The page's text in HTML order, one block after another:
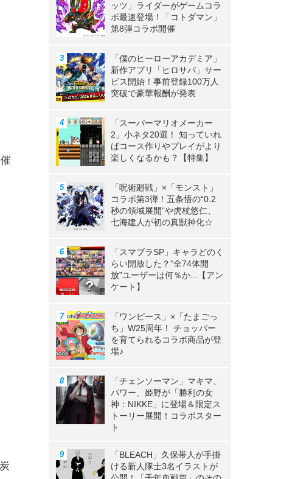
ッツ」ライダーがゲームコラ
ボ最速登場！「コトダマン」
第8弾コラボ開催
「僕のヒーローアカデミア」
新作アプリ「ヒロサバ」サー
ビス開始！事前登録100万人
突破で豪華報酬が発表
「スーパーマリオメーカー
2」小ネタ20選！ 知っていれ
ばコース作りやプレイがより
楽しくなるかも？【特集】
「呪術廻戦」×「モンスト」
コラボ第3弾！五条悟の“0.2
秒の領域展開”や虎杖悠仁、
七海建人が初の真獣神化☆
「スマブラSP」キャラどのく
らい開放した？“全74体開
放”ユーザーは何％か...【アン
ケート】
「ワンピース」×「たまごっ
ち」W25周年！ チョッパー
を育てられるコラボ商品が登
場♪
「チェンソーマン」マキマ、
パワー、姫野が「勝利の女
神：NIKKE」に登場＆限定ス
トーリー展開！コラボスター
ト
「BLEACH」久保帯人が手掛
ける新人隊士3名イラストが